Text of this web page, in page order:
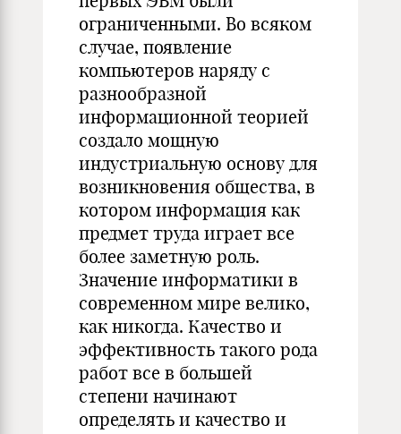
ограниченными. Во всяком
случае, появление
компьютеров наряду с
разнообразной
информационной теорией
создало мощную
индустриальную основу для
возникновения общества, в
котором информация как
предмет труда играет все
более заметную роль.
Значение информатики в
современном мире велико,
как никогда. Качество и
эффективность такого рода
работ все в большей
степени начинают
определять и качество и